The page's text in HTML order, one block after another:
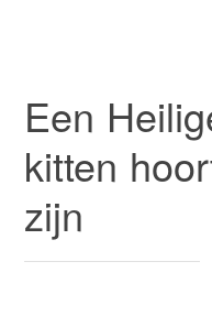
Een
kitten
zijn